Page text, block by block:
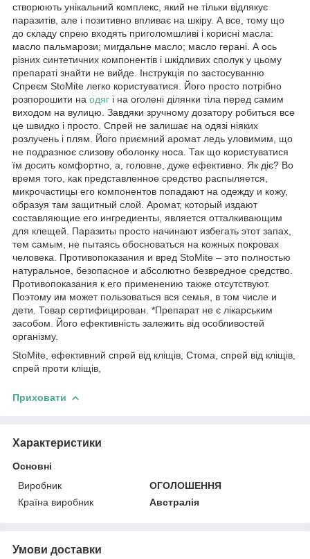
створюють унікальний комплекс, який не тільки відлякує
паразитів, але і позитивно впливає на шкіру. А все, тому що
до складу спрею входять приголомшливі і корисні масла:
масло пальмарози; мигдальне масло; масло герані. А ось
різних синтетичних компонентів і шкідливих сполук у цьому
препараті знайти не вийде. Інструкція по застосуванню
Спреєм StoMite легко користуватися. Його просто потрібно
розпорошити на одяг і на оголені ділянки тіла перед самим
виходом на вулицю. Завдяки зручному дозатору робиться все
це швидко і просто. Спрей не залишає на одязі ніяких
розлучень і плям. Його приємний аромат ледь уловимим, що
не подразнює слизову оболонку носа. Так що користуватися
їм досить комфортно, а, головне, дуже ефективно. Як діє? Во
время того, как представленное средство распыляется,
микрочастицы его компонентов попадают на одежду и кожу,
образуя там защитный слой. Аромат, который издают
составляющие его ингредиенты, является отталкивающим
для клещей. Паразиты просто начинают избегать этот запах,
тем самым, не пытаясь обосноваться на кожных покровах
человека. Противопоказания и вред StoMite – это полностью
натуральное, безопасное и абсолютно безвредное средство.
Противопоказания к его применению также отсутствуют.
Поэтому им может пользоваться вся семья, в том числе и
дети. Товар сертифицирован. *Препарат не є лікарським
засобом. Його ефективність залежить від особливостей
організму.
StoMite, ефективний спрей від кліщів, Стома, спрей від кліщів,
спрей проти кліщів,
Приховати
Характеристики
Основні
Виробник
ОГОЛОШЕННЯ
Країна виробник
Австралія
Умови доставки